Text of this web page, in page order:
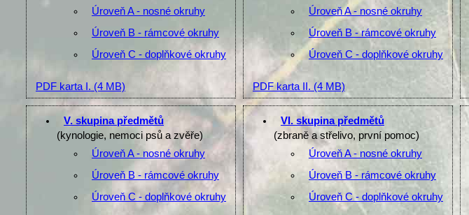
Úroveň A - nosné okruhy
Úroveň B - rámcové okruhy
Úroveň C - doplňkové okruhy
PDF karta I. (4 MB)
Úroveň A - nosné okruhy
Úroveň B - rámcové okruhy
Úroveň C - doplňkové okruhy
PDF karta II. (4 MB)
V. skupina předmětů
(kynologie, nemoci psů a zvěře)
Úroveň A - nosné okruhy
Úroveň B - rámcové okruhy
Úroveň C - doplňkové okruhy
VI. skupina předmětů
(zbraně a střelivo, první pomoc)
Úroveň A - nosné okruhy
Úroveň B - rámcové okruhy
Úroveň C - doplňkové okruhy